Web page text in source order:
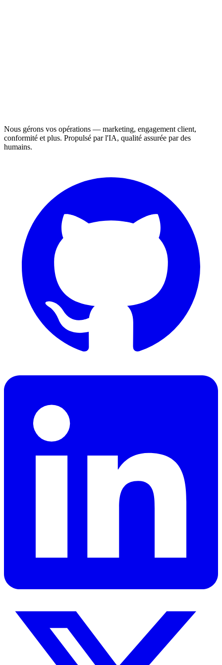
Nous gérons vos opérations — marketing, engagement client,
conformité et plus. Propulsé par l'IA, qualité assurée par des
humains.